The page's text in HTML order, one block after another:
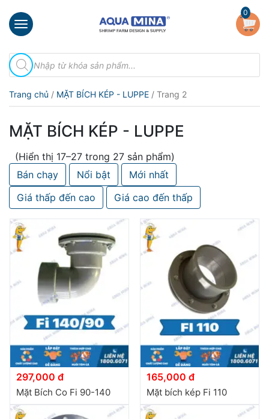
×
chủ
thiệu
phẩm
Đầu
Phun
Vi
Bọt
Khí
Ventek
Hướng
dẫn
đặt
định
Blog
chia
sẻ
Liên
hệ
0
Tìm
kiếm
sản
Trang chủ / MẶT BÍCH KÉP - LUPPE / Trang 2
MẶT BÍCH KÉP - LUPPE
(Hiển thị 17–27 trong 27 sản phẩm)
Bán chạy
Nổi bật
Mới nhất
Giá thấp đến cao
Giá cao đến thấp
297,000 đ
Mặt Bích Co Fi 90-140
165,000 đ
Mặt bích kép Fi 110